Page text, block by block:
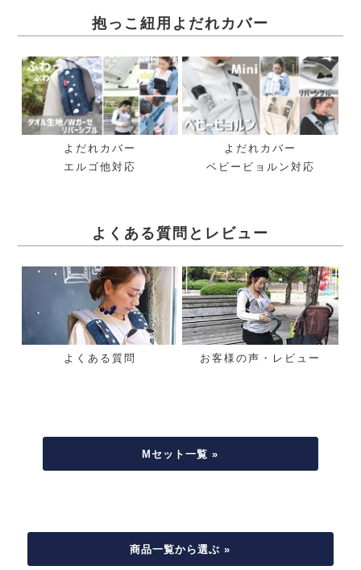
抱っこ紐用よだれカバー
よだれカバー
エルゴ他対応
よだれカバー
ベビービョルン対応
よくある質問とレビュー
よくある質問 お客様の声・レビュー
Mセット一覧 »
商品一覧から選ぶ »